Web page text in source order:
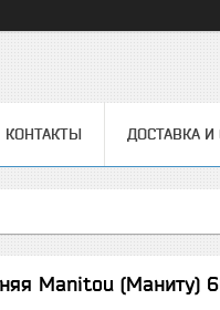
КОНТАКТЫ ДОСТАВКА И
Manitou (Маниту)